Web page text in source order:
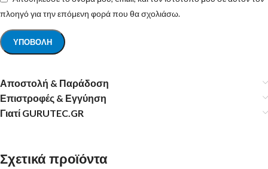
πλοηγό για την επόμενη φορά που θα σχολιάσω.
Αποστολή & Παράδοση
Επιστροφές & Εγγύηση
Γιατί GURUTEC.GR
Σχετικά προϊόντα